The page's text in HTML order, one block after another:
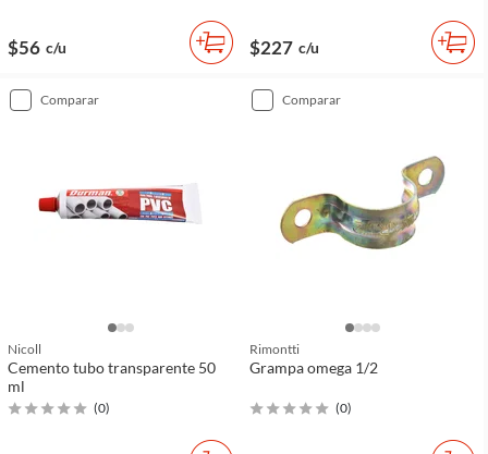
$56 c/u $227 c/u
comparar
Nicoll
Cemento tubo transparente 50
ml
(0)
comparar
Rimontti
Grampa omega 1/2
(0)